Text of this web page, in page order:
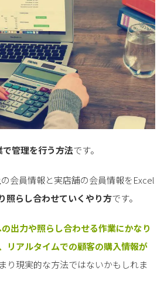
管理を行う方法です。
会員情報と実店舗の会員情報をExcel
照らし合わせていくやり方です。
出力や照らし合わせる作業にかなり
リアルタイムでの顧客の購入情報が
り現実的な方法ではないかもしれま